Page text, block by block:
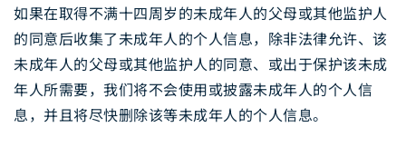
如果在取得不满十四周岁的未成年人的父母或其他监护人
的同意后收集了未成年人的个人信息，除非法律允许、该
未成年人的父母或其他监护人的同意、或出于保护该未成
年人所需要，我们将不会使用或披露未成年人的个人信
息，并且将尽快删除该等未成年人的个人信息。